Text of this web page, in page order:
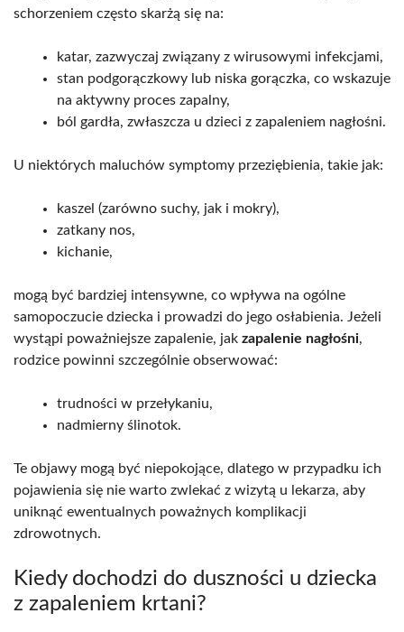
schorzeniem często skarżą się na:
katar, zazwyczaj związany z wirusowymi infekcjami,
stan podgorączkowy lub niska gorączka, co wskazuje
na aktywny proces zapalny,
ból gardła, zwłaszcza u dzieci z zapaleniem nagłośni.
U niektórych maluchów symptomy przeziębienia, takie jak:
kaszel (zarówno suchy, jak i mokry),
zatkany nos,
kichanie,
mogą być bardziej intensywne, co wpływa na ogólne
samopoczucie dziecka i prowadzi do jego osłabienia. Jeżeli
wystąpi poważniejsze zapalenie, jak zapalenie nagłośni,
rodzice powinni szczególnie obserwować:
trudności w przełykaniu,
nadmierny ślinotok.
Te objawy mogą być niepokojące, dlatego w przypadku ich
pojawienia się nie warto zwlekać z wizytą u lekarza, aby
uniknąć ewentualnych poważnych komplikacji
zdrowotnych.
Kiedy dochodzi do duszności u dziecka
z zapaleniem krtani?